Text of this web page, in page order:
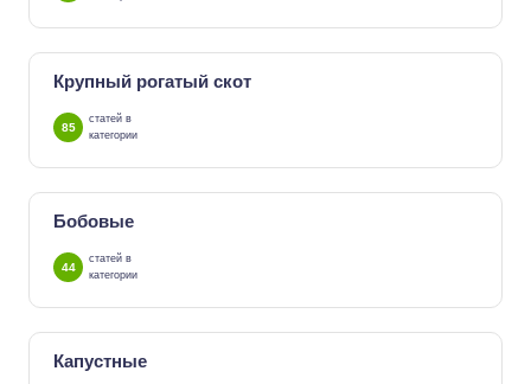
Крупный рогатый скот
85
статей в
категории
Бобовые
44
статей в
категории
Капустные